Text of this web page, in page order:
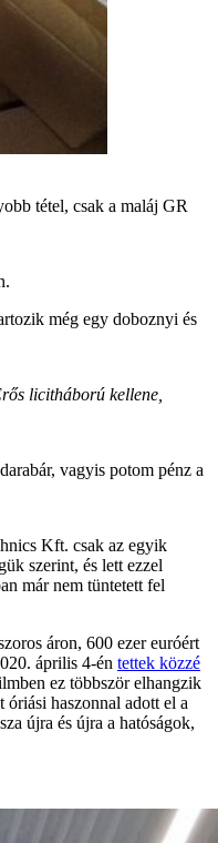
tétel, csak a maláj GR
még egy doboznyi és
licitháború kellene,
vagyis potom pénz a
Kft. csak az egyik
szerint, és lett ezzel
már nem tüntetett fel
áron, 600 ezer euróért
április 4-én tettek közzé
ez többször elhangzik
haszonnal adott el a
újra és újra a hatóságok,